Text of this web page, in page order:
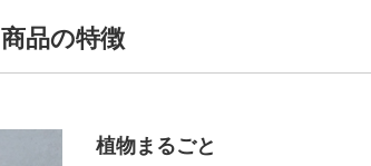
商品の特徴
植物まるごと